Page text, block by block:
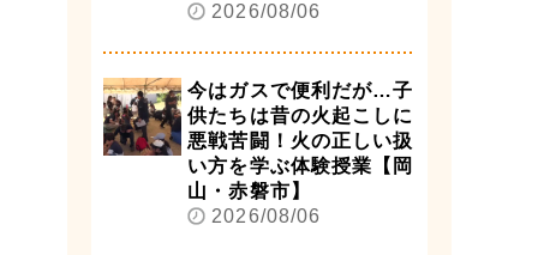
2026/08/06
今はガスで便利だが…子
供たちは昔の火起こしに
悪戦苦闘！火の正しい扱
い方を学ぶ体験授業【岡
山・赤磐市】
2026/08/06